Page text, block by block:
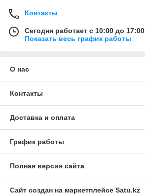
Контакты
Сегодня работает с 10:00 до 17:00
Показать весь график работы
О нас
Контакты
Доставка и оплата
График работы
Полная версия сайта
Сайт создан на маркетплейсе Satu.kz